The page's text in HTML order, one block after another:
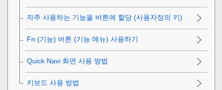
자주 사용하는 기능을 버튼에 할당 (사용자정의 키)
Fn (기능) 버튼 (기능 메뉴) 사용하기
Quick Navi 화면 사용 방법
키보드 사용 방법